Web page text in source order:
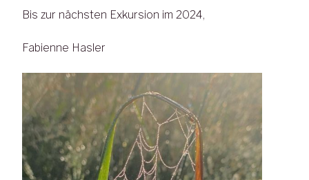
Bis zur nächsten Exkursion im 2024,
Fabienne Hasler